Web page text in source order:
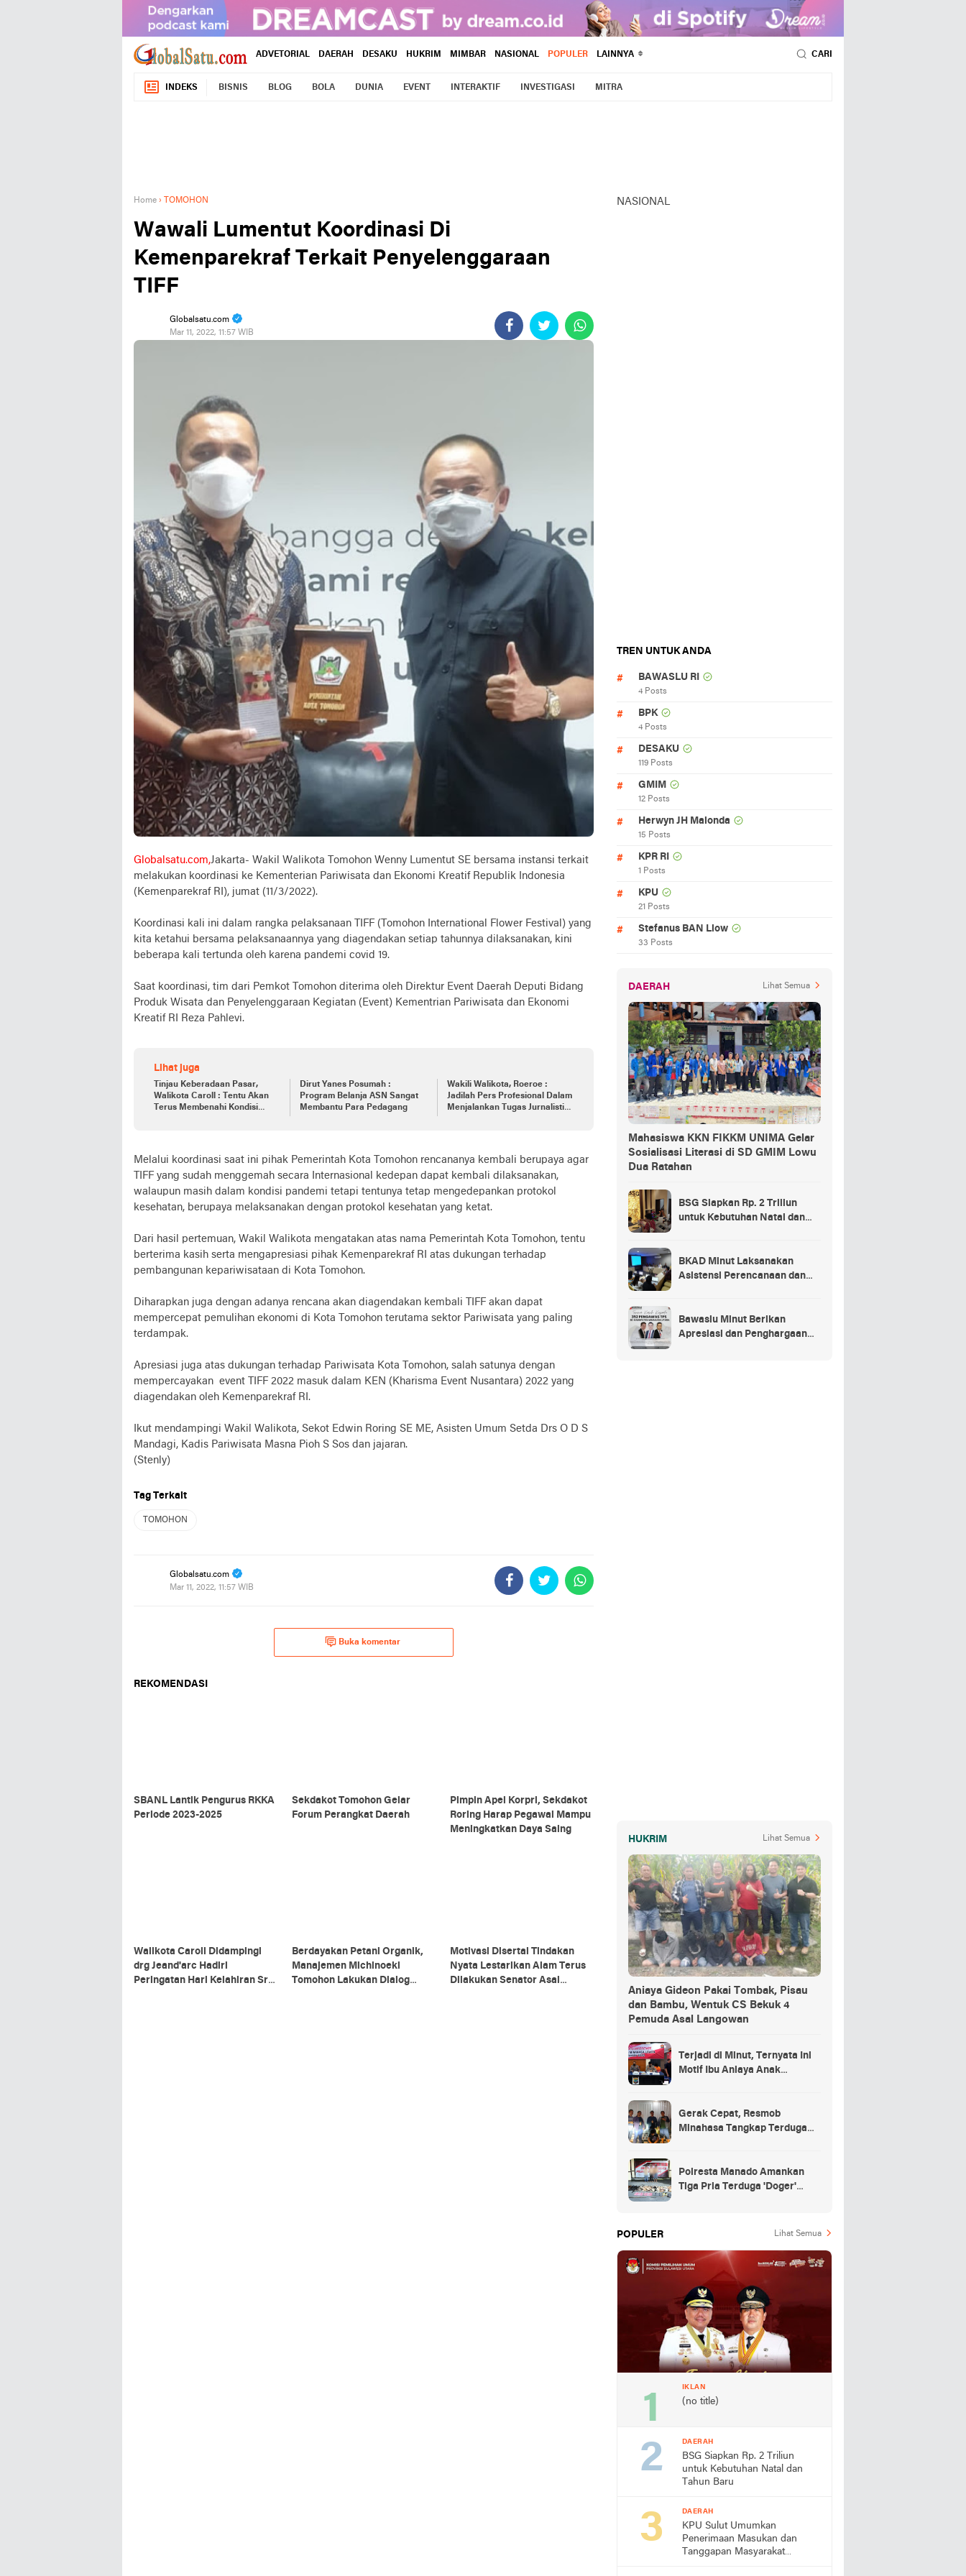
ADVETORIAL DAERAH DESAKU HUKRIM MIMBAR NASIONAL POPULER LAINNYA CARI
INDEKS BISNIS BLOG BOLA DUNIA EVENT INTERAKTIF INVESTIGASI MITRA
Home › TOMOHON
Wawali Lumentut Koordinasi Di
Kemenparekraf Terkait Penyelenggaraan
TIFF
Globalsatu.com
Mar 11, 2022, 11:57 WIB
Globalsatu.com,Jakarta- Wakil Walikota Tomohon Wenny Lumentut SE bersama instansi terkait
melakukan koordinasi ke Kementerian Pariwisata dan Ekonomi Kreatif Republik Indonesia
(Kemenparekraf RI), jumat (11/3/2022).
Koordinasi kali ini dalam rangka pelaksanaan TIFF (Tomohon International Flower Festival) yang
kita ketahui bersama pelaksanaannya yang diagendakan setiap tahunnya dilaksanakan, kini
beberapa kali tertunda oleh karena pandemi covid 19.
Saat koordinasi, tim dari Pemkot Tomohon diterima oleh Direktur Event Daerah Deputi Bidang
Produk Wisata dan Penyelenggaraan Kegiatan (Event) Kementrian Pariwisata dan Ekonomi
Kreatif RI Reza Pahlevi.
Lihat juga
Tinjau Keberadaan Pasar,
Walikota Caroll : Tentu Akan
Terus Membenahi Kondisi
Dirut Yanes Posumah :
Program Belanja ASN Sangat
Membantu Para Pedagang
Wakili Walikota, Roeroe :
Jadilah Pers Profesional Dalam
Menjalankan Tugas Jurnalistik
Melalui koordinasi saat ini pihak Pemerintah Kota Tomohon rencananya kembali berupaya agar
TIFF yang sudah menggemah secara Internasional kedepan dapat kembali dilaksanakan,
walaupun masih dalam kondisi pandemi tetapi tentunya tetap mengedepankan protokol
kesehatan, berupaya melaksanakan dengan protokol kesehatan yang ketat.
Dari hasil pertemuan, Wakil Walikota mengatakan atas nama Pemerintah Kota Tomohon, tentu
berterima kasih serta mengapresiasi pihak Kemenparekraf RI atas dukungan terhadap
pembangunan kepariwisataan di Kota Tomohon.
Diharapkan juga dengan adanya rencana akan diagendakan kembali TIFF akan dapat
mempercepat pemulihan ekonomi di Kota Tomohon terutama sektor Pariwisata yang paling
terdampak.
Apresiasi juga atas dukungan terhadap Pariwisata Kota Tomohon, salah satunya dengan
mempercayakan event TIFF 2022 masuk dalam KEN (Kharisma Event Nusantara) 2022 yang
diagendakan oleh Kemenparekraf RI.
Ikut mendampingi Wakil Walikota, Sekot Edwin Roring SE ME, Asisten Umum Setda Drs O D S
Mandagi, Kadis Pariwisata Masna Pioh S Sos dan jajaran.
(Stenly)
Tag Terkait
TOMOHON
Globalsatu.com
Mar 11, 2022, 11:57 WIB
Buka komentar
REKOMENDASI
SBANL Lantik Pengurus RKKA
Periode 2023-2025
Sekdakot Tomohon Gelar
Forum Perangkat Daerah
Pimpin Apel Korpri, Sekdakot
Roring Harap Pegawai Mampu
Meningkatkan Daya Saing
Walikota Caroll Didampingi
drg Jeand'arc Hadiri
Peringatan Hari Kelahiran Sri
Berdayakan Petani Organik,
Manajemen Michinoeki
Tomohon Lakukan Dialog
Motivasi Disertai Tindakan
Nyata Lestarikan Alam Terus
Dilakukan Senator Asal
NASIONAL
TREN UNTUK ANDA
BAWASLU RI
4 Posts
BPK
4 Posts
DESAKU
119 Posts
GMIM
12 Posts
Herwyn JH Malonda
15 Posts
KPR RI
1 Posts
KPU
21 Posts
Stefanus BAN Liow
33 Posts
DAERAH Lihat Semua
Mahasiswa KKN FIKKM UNIMA Gelar
Sosialisasi Literasi di SD GMIM Lowu
Dua Ratahan
BSG Siapkan Rp. 2 Triliun
untuk Kebutuhan Natal dan
BKAD Minut Laksanakan
Asistensi Perencanaan dan
Bawaslu Minut Berikan
Apresiasi dan Penghargaan
HUKRIM Lihat Semua
Aniaya Gideon Pakai Tombak, Pisau
dan Bambu, Wentuk CS Bekuk 4
Pemuda Asal Langowan
Terjadi di Minut, Ternyata Ini
Motif Ibu Aniaya Anak
Gerak Cepat, Resmob
Minahasa Tangkap Terduga
Polresta Manado Amankan
Tiga Pria Terduga 'Doger'
POPULER Lihat Semua
IKLAN
(no title)
DAERAH
BSG Siapkan Rp. 2 Triliun
untuk Kebutuhan Natal dan
Tahun Baru
DAERAH
KPU Sulut Umumkan
Penerimaan Masukan dan
Tanggapan Masyarakat